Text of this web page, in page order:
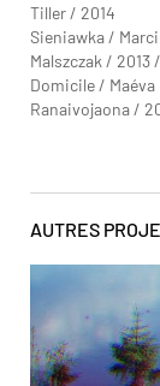
Tiller / 2014
Sieniawka /
Malszczak / 2013 /
Domicile / Maéva
Ranaivojaona /
AUTRES